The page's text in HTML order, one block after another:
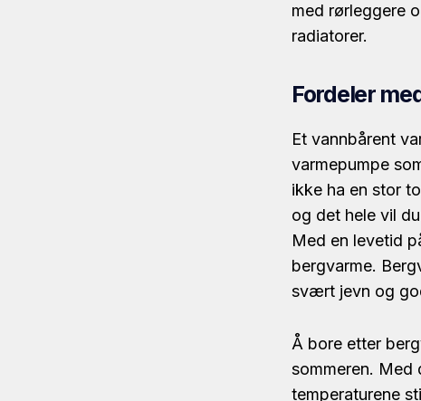
med rørleggere
radiatorer.
Fordeler
Et vannbårent
varmepumpe
ikke ha en stor
og det hele vil
Med en levetid
bergvarme.
svært jevn og
Å bore etter
sommeren. Med
temperaturene